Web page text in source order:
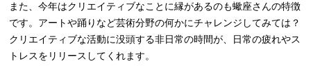
また、今年はクリエイティブなことに縁があるのも蠍座さんの特徴
です。アートや踊りなど芸術分野の何かにチャレンジしてみては？
クリエイティブな活動に没頭する非日常の時間が、日常の疲れやス
トレスをリリースしてくれます。